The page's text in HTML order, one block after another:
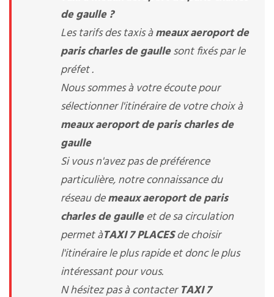
de gaulle?
Les tarifs des taxis àmeaux aeroport de
paris charles de gaullesont fixés par le
préfet .
Nous sommes à votre écoute pour
sélectionner l'itinéraire de votre choix à
meaux aeroport de paris charles de
gaulle
Si vous n'avez pas de préférence
particulière, notre connaissance du
réseau demeaux aeroport de paris
charles de gaulleet de sa circulation
permet àTAXI 7 PLACESde choisir
l'itinéraire le plus rapide et donc le plus
intéressant pour vous.
N hésitez pas à contacterTAXI 7